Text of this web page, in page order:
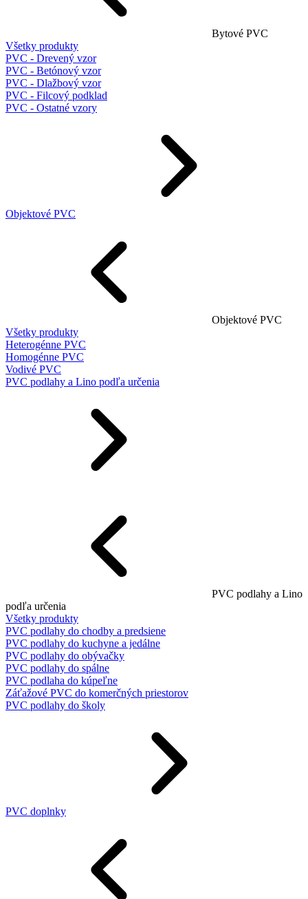
Bytové PVC
Všetky produkty
PVC - Drevený vzor
PVC - Betónový vzor
PVC - Dlažbový vzor
PVC - Filcový podklad
PVC - Ostatné vzory
Objektové PVC
Objektové PVC
Všetky produkty
Heterogénne PVC
Homogénne PVC
Vodivé PVC
PVC podlahy a Lino podľa určenia
PVC podlahy a Lino
podľa určenia
Všetky produkty
PVC podlahy do chodby a predsiene
PVC podlahy do kuchyne a jedálne
PVC podlahy do obývačky
PVC podlahy do spálne
PVC podlaha do kúpeľne
Záťažové PVC do komerčných priestorov
PVC podlahy do školy
PVC doplnky